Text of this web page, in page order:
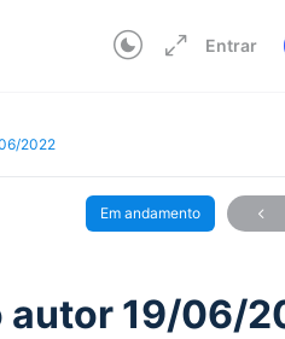
Entrar
2022
Em andamento
autor 19/06/